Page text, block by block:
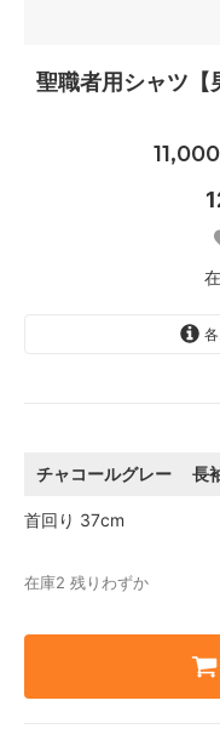
聖職者用シャツ【
チャコールグレー 長
首回り 37cm
在庫2 残りわずか